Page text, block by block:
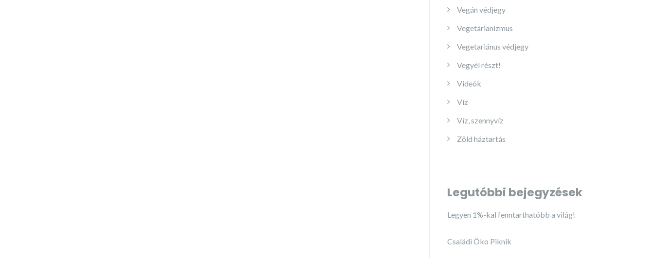
Vegán védjegy
Vegetárianizmus
Vegetariánus védjegy
Vegyél részt!
Videók
Víz
Víz, szennyvíz
Zöld háztartás
Legutóbbi bejegyzések
Legyen 1%-kal fenntarthatóbb a világ!
Családi Öko Piknik